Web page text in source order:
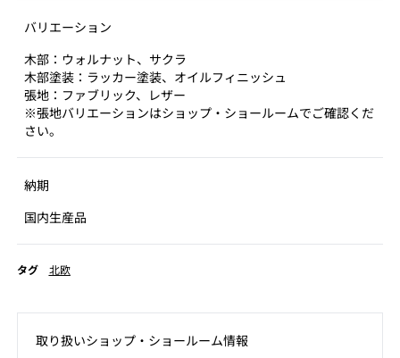
バリエーション
木部：ウォルナット、サクラ
木部塗装：ラッカー塗装、オイルフィニッシュ
張地：ファブリック、レザー
※張地バリエーションはショップ・ショールームでご確認くだ
さい。
納期
国内生産品
タグ 北欧
取り扱いショップ‧ショールーム情報